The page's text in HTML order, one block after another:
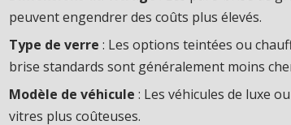
peuvent engendrer des coûts plus élevés.
Type de verre : Les options teintées ou
brise standards sont généralement moins
Modèle de véhicule : Les véhicules de luxe
vitres plus coûteuses.